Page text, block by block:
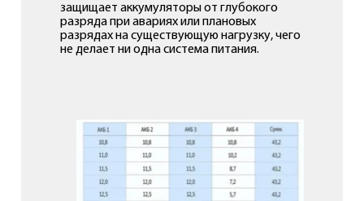
защищает аккумуляторы от глубокого
разряда при авариях или плановых
разрядах на существующую нагрузку, чего
не делает ни одна система питания.